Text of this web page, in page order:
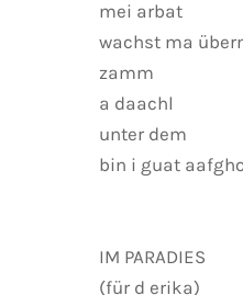
mei arbat
wachst ma
zamm
a daachl
unter dem
bin i guat
IM PARADIES
(für d erika)